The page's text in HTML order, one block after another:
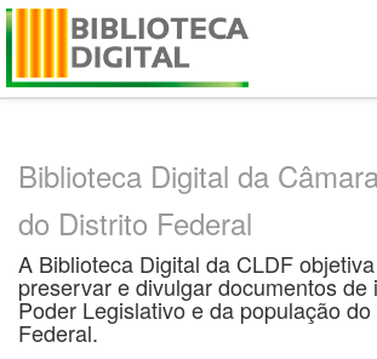
Skip
Biblioteca Digital da
do Distrito Federal
A Biblioteca Digital da CLDF
preservar e divulgar documentos de
Poder Legislativo e da população
Federal.